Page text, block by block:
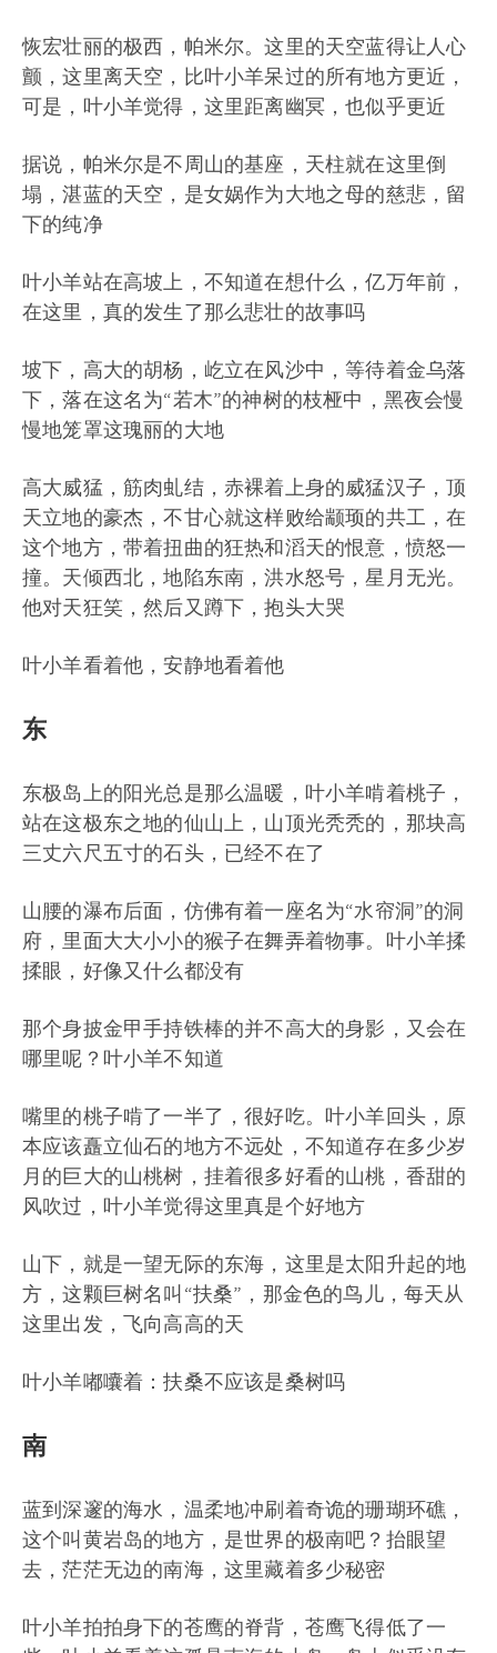
恢宏壮丽的极西，帕米尔。这里的天空蓝得让人心
颤，这里离天空，比叶小羊呆过的所有地方更近，
可是，叶小羊觉得，这里距离幽冥，也似乎更近
据说，帕米尔是不周山的基座，天柱就在这里倒
塌，湛蓝的天空，是女娲作为大地之母的慈悲，留
下的纯净
叶小羊站在高坡上，不知道在想什么，亿万年前，
在这里，真的发生了那么悲壮的故事吗
坡下，高大的胡杨，屹立在风沙中，等待着金乌落
下，落在这名为“若木”的神树的枝桠中，黑夜会慢
慢地笼罩这瑰丽的大地
高大威猛，筋肉虬结，赤裸着上身的威猛汉子，顶
天立地的豪杰，不甘心就这样败给颛顼的共工，在
这个地方，带着扭曲的狂热和滔天的恨意，愤怒一
撞。天倾西北，地陷东南，洪水怒号，星月无光。
他对天狂笑，然后又蹲下，抱头大哭
叶小羊看着他，安静地看着他
东
东极岛上的阳光总是那么温暖，叶小羊啃着桃子，
站在这极东之地的仙山上，山顶光秃秃的，那块高
三丈六尺五寸的石头，已经不在了
山腰的瀑布后面，仿佛有着一座名为“水帘洞”的洞
府，里面大大小小的猴子在舞弄着物事。叶小羊揉
揉眼，好像又什么都没有
那个身披金甲手持铁棒的并不高大的身影，又会在
哪里呢？叶小羊不知道
嘴里的桃子啃了一半了，很好吃。叶小羊回头，原
本应该矗立仙石的地方不远处，不知道存在多少岁
月的巨大的山桃树，挂着很多好看的山桃，香甜的
风吹过，叶小羊觉得这里真是个好地方
山下，就是一望无际的东海，这里是太阳升起的地
方，这颗巨树名叫“扶桑”，那金色的鸟儿，每天从
这里出发，飞向高高的天
叶小羊嘟囔着：扶桑不应该是桑树吗
南
蓝到深邃的海水，温柔地冲刷着奇诡的珊瑚环礁，
这个叫黄岩岛的地方，是世界的极南吧？抬眼望
去，茫茫无边的南海，这里藏着多少秘密
叶小羊拍拍身下的苍鹰的脊背，苍鹰飞得低了一